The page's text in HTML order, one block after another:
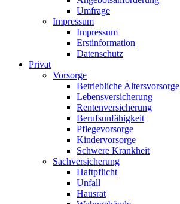
Umfrage
Impressum
Impressum
Erstinformation
Datenschutz
Privat
Vorsorge
Betriebliche Altersvorsorge
Lebensversicherung
Rentenversicherung
Berufsunfähigkeit
Pflegevorsorge
Kindervorsorge
Schwere Krankheit
Sachversicherung
Haftpflicht
Unfall
Hausrat